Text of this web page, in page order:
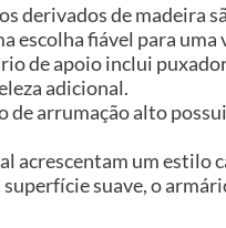
derivados de madeira
escolha fiável para
de apoio inclui
adicional.
de arrumação alto
acrescentam um
superfície suave, o